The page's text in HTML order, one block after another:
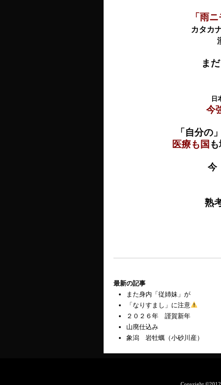
「雨
カタカ
ま
日
今
「自分の
医療も国
熟
最新の記事
また身内「従姉妹」が
「なりすまし」に注意
２０２６年 謹賀新年
山廃仕込み
象潟 岩牡蠣（小砂川産）